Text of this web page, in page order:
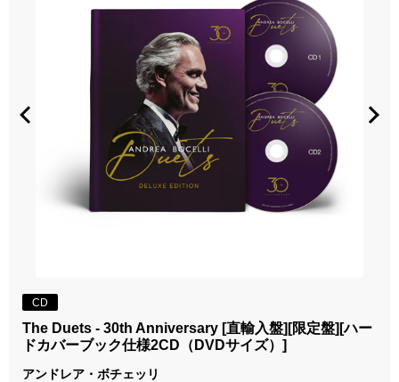
CD
The Duets - 30th Anniversary [直輸入盤][限定盤][ハー
ドカバーブック仕様2CD（DVDサイズ）]
アンドレア・ボチェッリ